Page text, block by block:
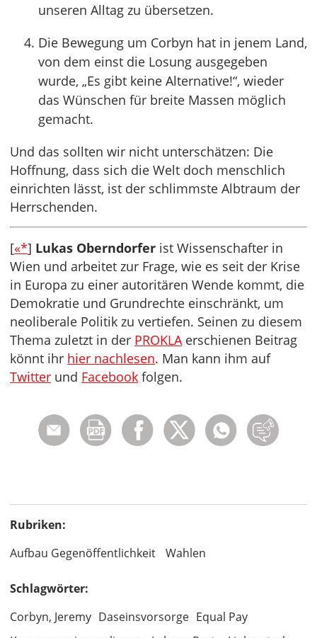
unseren Alltag zu übersetzen.
Die Bewegung um Corbyn hat in jenem Land,
von dem einst die Losung ausgegeben
wurde, „Es gibt keine Alternative!“, wieder
das Wünschen für breite Massen möglich
gemacht.
Und das sollten wir nicht unterschätzen: Die
Hoffnung, dass sich die Welt doch menschlich
einrichten lässt, ist der schlimmste Albtraum der
Herrschenden.
[«*] Lukas Oberndorfer ist Wissenschafter in
Wien und arbeitet zur Frage, wie es seit der Krise
in Europa zu einer autoritären Wende kommt, die
Demokratie und Grundrechte einschränkt, um
neoliberale Politik zu vertiefen. Seinen zu diesem
Thema zuletzt in der PROKLAerschienen Beitrag
könnt ihr hier nachlesen. Man kann ihm auf
Twitter und Facebook folgen.
Rubriken:
Aufbau Gegenöffentlichkeit
Wahlen
Schlagwörter:
Corbyn, Jeremy Daseinsvorsorge Equal Pay